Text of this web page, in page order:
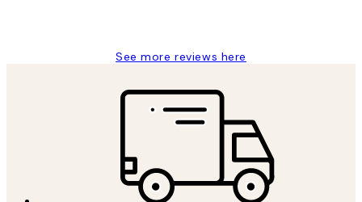
See more reviews here